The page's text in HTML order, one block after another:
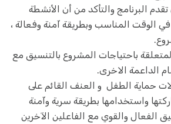
البرنامج والتأكد من أن الأنشطة
في الوقت المناسب وبطريقة آمنة وفعالة ،
باحتياجات المشروع بالتنسيق مع
الداعمة الاخرى.
حماية الطفل و العنف القائم على
واستخدامها بطريقة سرية وآمنة
الفعال والقوي مع الفاعلين الآخرين